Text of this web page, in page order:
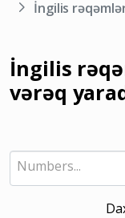
İngilis
İngilis
vərəq